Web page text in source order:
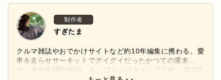
制作者
すぎたま
クルマ雑誌やおでかけサイトなど約10年編集に携わる。愛
車を走らせサーキットでグイグイだったかつての週末…
が、今や年間約80泊、もっぱらソロキャンプ三昧。JBS認